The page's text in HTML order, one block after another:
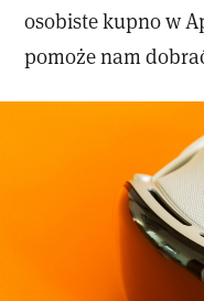
osobiste kupno w
pomoże nam